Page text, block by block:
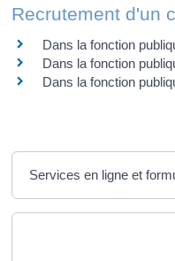
Recrutement d'un
Dans la fonction
Dans la fonction
Dans la fonction
Services en ligne et